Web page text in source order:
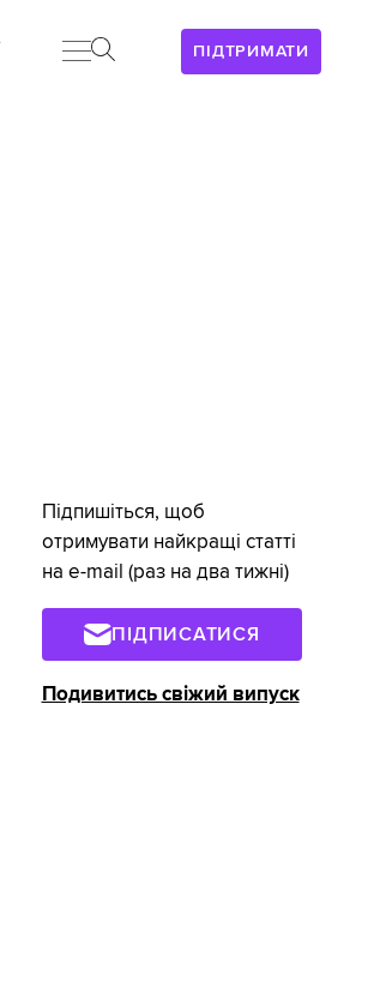
ПІДТРИМАТИ
Підпишіться, щоб
отримувати найкращі статті
на e-mail (раз на два тижні)
ПІДПИСАТИСЯ
Подивитись свіжий випуск